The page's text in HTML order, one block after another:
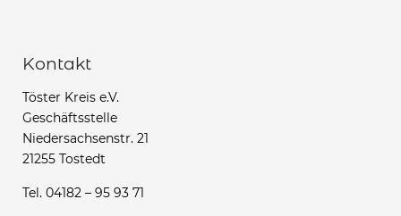
Kontakt
Töster Kreis e.V.
Geschäftsstelle
Niedersachsenstr. 21
21255 Tostedt
Tel. 04182 – 95 93 71